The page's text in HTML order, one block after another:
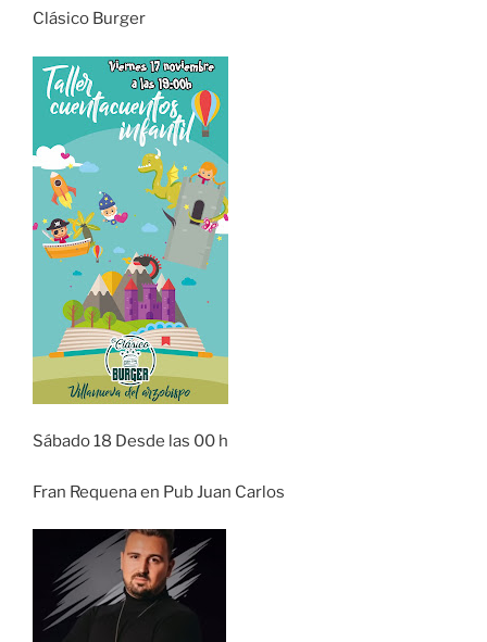
Clásico Burger
Sábado 18 Desde las 00 h
Fran Requena en Pub Juan Carlos